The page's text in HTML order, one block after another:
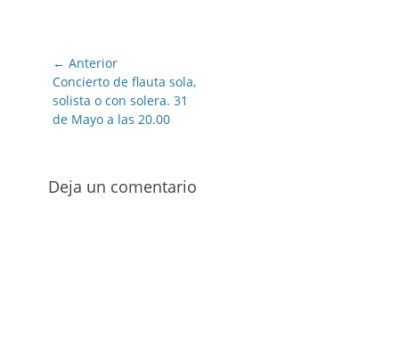
Navegación
de
entradas
← Anterior
Entrada
anterior:
Concierto de flauta sola,
solista o con solera. 31
de Mayo a las 20.00
Deja un comentario